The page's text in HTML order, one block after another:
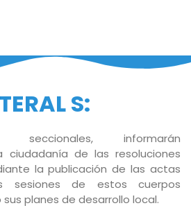
S:
seccionales, informarán
de las resoluciones
la publicación de las actas
sesiones de estos cuerpos
planes de desarrollo local.